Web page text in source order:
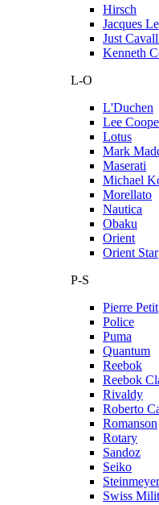
Hirsch
Jacques
Just
Kenneth
L-O
L'Duchen
Lee
Lotus
Mark
Maserati
Michael
Morellato
Nautica
Obaku
Orient
Orient Star
P-S
Pierre Petit
Police
Puma
Quantum
Reebok
Reebok
Rivaldy
Roberto
Romanson
Rotary
Sandoz
Seiko
Steinmeyer
Swiss